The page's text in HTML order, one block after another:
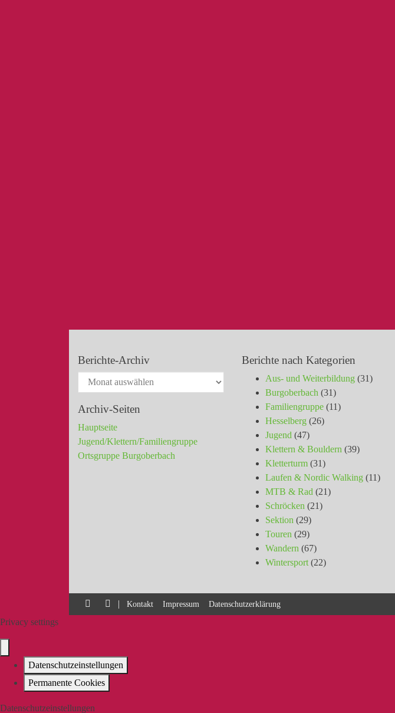
Berichte-Archiv
Archiv-Seiten
Hauptseite
Jugend/Klettern/Familiengruppe
Ortsgruppe Burgoberbach
Berichte nach Kategorien
Aus- und Weiterbildung(31)
Burgoberbach (31)
Familiengruppe(11)
Hesselberg(26)
Jugend (47)
Klettern & Bouldern (39)
Kletterturm(31)
Laufen & Nordic Walking(11)
MTB & Rad (21)
Schröcken (21)
Sektion (29)
Touren (29)
Wandern (67)
Wintersport(22)
| Kontakt Impressum Datenschutzerklärung
Privacy settings
Datenschutzeinstellungen
Permanente Cookies
Datenschutzeinstellungen